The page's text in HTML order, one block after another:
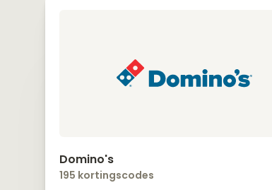
Domino's
195 kortingscodes